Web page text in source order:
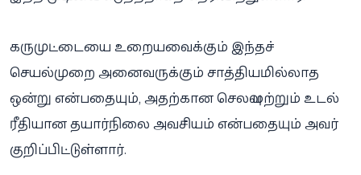
கருமுட்டையை உறையவைக்கும் இந்தச்
செயல்முறை அனைவருக்கும் சாத்தியமில்லாத
ஒன்று என்பதையும், அதற்கான செலவு மற்றும் உடல்
ரீதியான தயார்நிலை அவசியம் என்பதையும் அவர்
குறிப்பிட்டுள்ளார்.